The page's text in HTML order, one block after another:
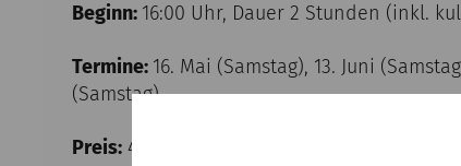
Beginn: 16:00 Uhr, Dauer 2 Stunden (inkl.
Termine: 16. Mai (Samstag), 13. Juni
(Samstag)
Preis:47,- Euro (inklusive Eintritt, Führung